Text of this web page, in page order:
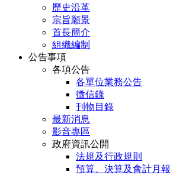
歷史沿革
宗旨願景
首長簡介
組織編制
公告事項
各項公告
各單位業務公告
徵信錄
刊物目錄
最新消息
影音專區
政府資訊公開
法規及行政規則
預算、決算及會計月報